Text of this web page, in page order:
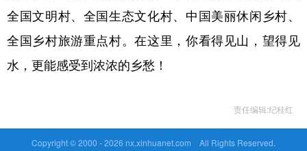
全国文明村、全国生态文化村、中国美丽休闲乡村、
全国乡村旅游重点村。在这里，你看得见山，望得见
水，更能感受到浓浓的乡愁！
责任编辑:纪桂红
Copyright © 2000 -2026 nx.xinhuanet.com All Rights Reserved.